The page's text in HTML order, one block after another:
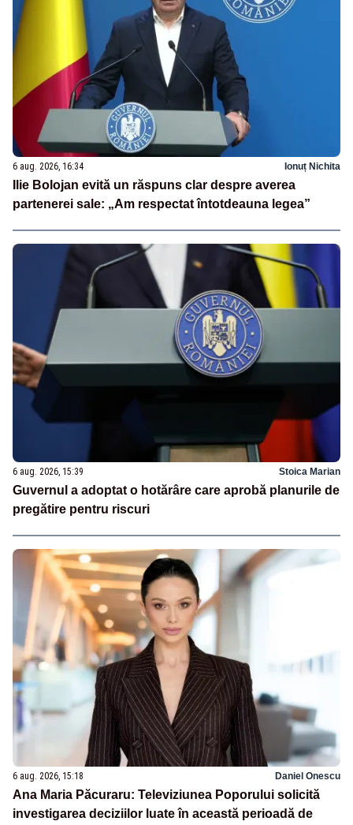
6 aug. 2026, 16:34 Ionuț Nichita
Ilie Bolojan evită un răspuns clar despre averea
partenerei sale: „Am respectat întotdeauna legea”
6 aug. 2026, 15:39 Stoica Marian
Guvernul a adoptat o hotărâre care aprobă planurile de
pregătire pentru riscuri
6 aug. 2026, 15:18 Daniel Onescu
Ana Maria Păcuraru: Televiziunea Poporului solicită
investigarea deciziilor luate în această perioadă de